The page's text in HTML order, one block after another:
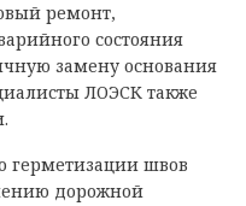
ремонт,
состояния
замену основания
ЛОЭСК также
герметизации швов
дорожной